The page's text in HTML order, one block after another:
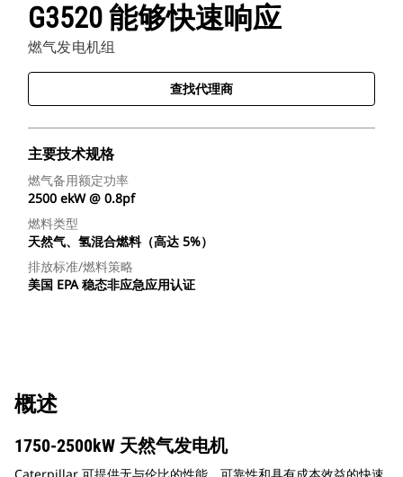
G3520 能够快速响应
燃气发电机组
查找代理商
主要技术规格
燃气备用额定功率
2500 ekW @ 0.8pf
燃料类型
天然气、氢混合燃料（高达 5%）
排放标准/燃料策略
美国 EPA 稳态非应急应用认证
概述
1750-2500kW 天然气发电机